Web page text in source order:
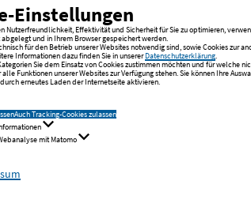
Einstellungen
Nutzerfreundlichkeit, Effektivität und Sicherheit für Sie zu optimieren,
und in Ihrem Browser gespeichert werden.
für den Betrieb unserer Websites notwendig sind, sowie Cookies zur
Informationen dazu finden Sie in unsererDatenschutzerklärung
Sie dem Einsatz von Cookies zustimmen möchten und für welche
Funktionen unserer Websites zur Verfügung stehen. Sie können Ihre
erneutes Laden der Internetseite aktivieren.
Auch Tracking-Cookies zulassen
mit Matomo